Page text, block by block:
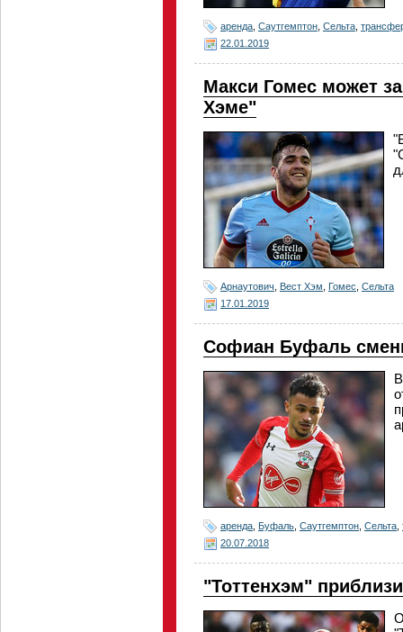
аренда Саутгемптон Сельта
22.01.2019
Макси Гомес может
Хэме"
Арнаутович Вест Хэм Гомес Сельта
17.01.2019
Софиан Буфаль
аренда Буфаль Саутгемптон Сельта
20.07.2018
"Тоттенхэм"